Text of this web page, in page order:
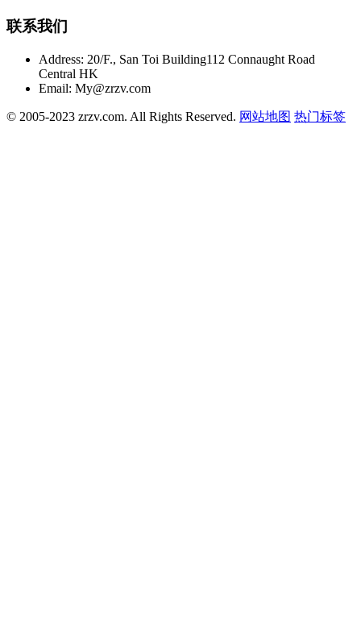
联系我们
Address: 20/F., San Toi Building112 Connaught Road
Central HK
Email: My@zrzv.com
© 2005-2023 zrzv.com. All Rights Reserved. 网站地图 热门标签